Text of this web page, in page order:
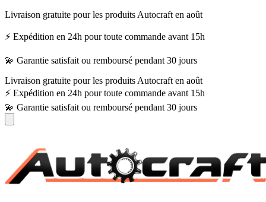
Livraison gratuite pour les produits Autocraft en août
⚡ Expédition en 24h pour toute commande avant 15h
💫 Garantie satisfait ou remboursé pendant 30 jours
Livraison gratuite pour les produits Autocraft en août
⚡ Expédition en 24h pour toute commande avant 15h
💫 Garantie satisfait ou remboursé pendant 30 jours